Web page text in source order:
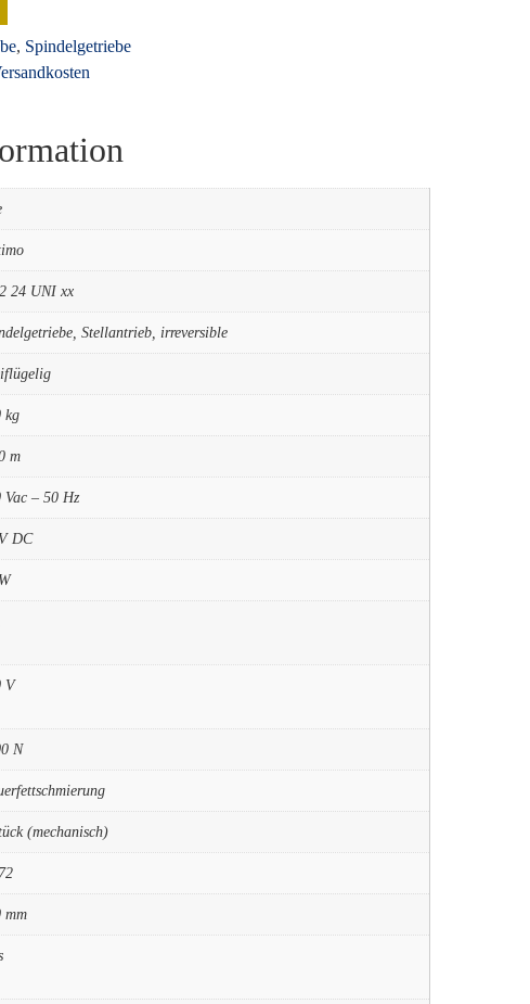
, Spindelgetriebe
24 UNI xx
Stellantrieb, irreversible
kg
m
Vac – 50 Hz
DC
V
N
(mechanisch)
mm